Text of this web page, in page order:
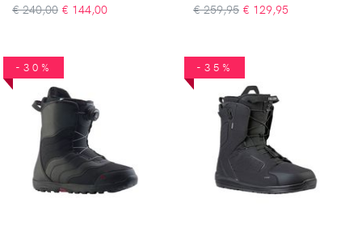
€ 240,00 € 144,00
€ 259,95 € 129,95
-30% -35%